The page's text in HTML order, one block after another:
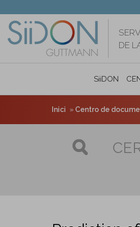
contingut
DE
SiiDON
Inici Centro de